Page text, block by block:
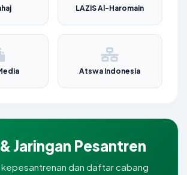
LAZIS Al-Haromain
Atswa Indonesia
Jaringan Pesantren
dan daftar cabang